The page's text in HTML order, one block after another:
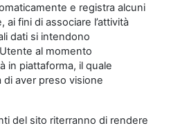
e registra alcuni
fini di associare l’attività
dati si intendono
al momento
in piattaforma, il quale
aver preso visione
del sito riterranno di rendere